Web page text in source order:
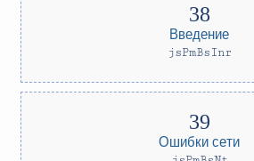
Введение
jsPmBsInr
Ошибки сети